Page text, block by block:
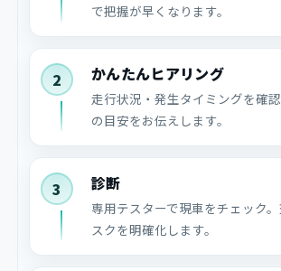
で把握が早くなります。
2 かんたんヒアリング
走行状況・発生タイミングを確
の目安をお伝えします。
3 診断
専用テスターで現車をチェック
スクを明確化します。